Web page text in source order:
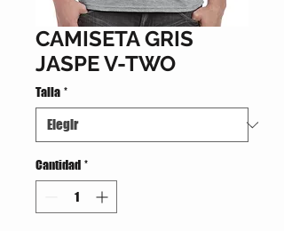
CAMISETA GRIS
JASPE V-TWO
Talla *
Cantidad *